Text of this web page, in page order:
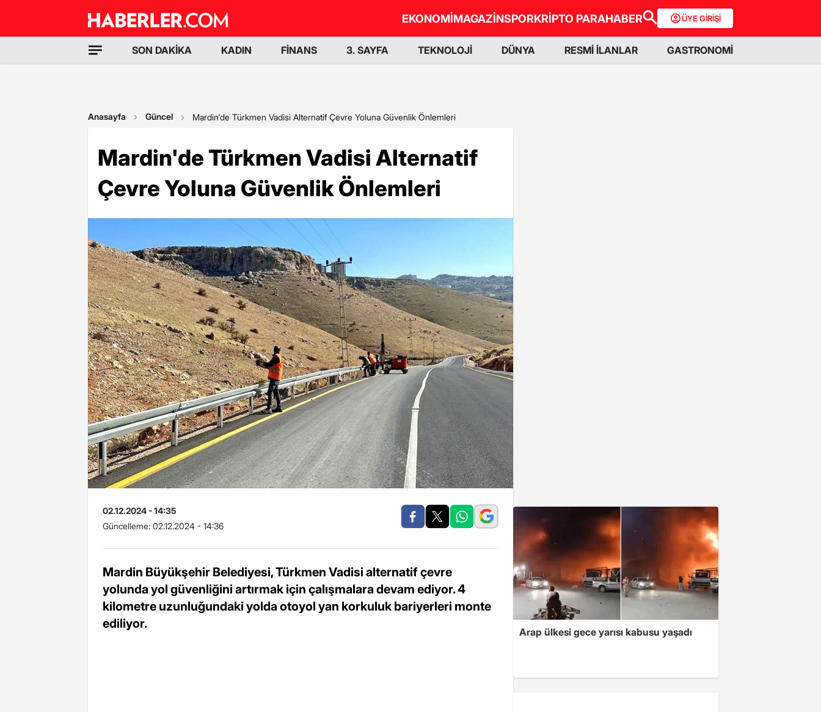
EKONOMİMAGAZİNSPORKRİPTO PARAHABER ÜYE GİRİŞİ
SON DAKİKA KADIN FİNANS 3. SAYFA TEKNOLOJİ DÜNYA RESMİ İLANLAR GASTRONOMİ
Anasayfa Güncel Mardin'de Türkmen Vadisi Alternatif Çevre Yoluna Güvenlik Önlemleri
Mardin'de Türkmen Vadisi Alternatif
Çevre Yoluna Güvenlik Önlemleri
02.12.2024 - 14:35
Güncelleme: 02.12.2024 - 14:36
Mardin Büyükşehir Belediyesi, Türkmen Vadisi alternatif çevre
yolunda yol güvenliğini artırmak için çalışmalara devam ediyor. 4
kilometre uzunluğundaki yolda otoyol yan korkuluk bariyerleri monte
ediliyor.
Arap ülkesi gece yarısı kabusu yaşadı